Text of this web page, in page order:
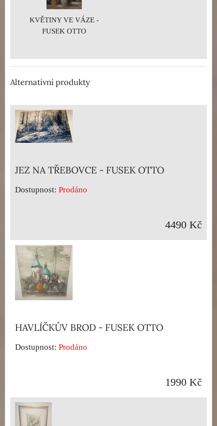
KVĚTINY VE VÁZE -
FUSEK OTTO
Alternativní produkty
JEZ NA TŘEBOVCE - FUSEK OTTO
Dostupnost: Prodáno
4490 Kč
HAVLÍČKŮV BROD - FUSEK OTTO
Dostupnost: Prodáno
1990 Kč